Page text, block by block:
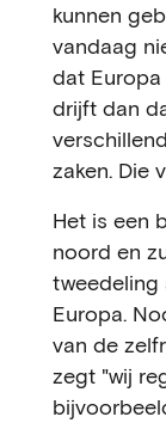
kunnen
vandaag
dat
drijft dan
zaken. Die
Het is een
noord en
Europa.
van de
zegt "wij